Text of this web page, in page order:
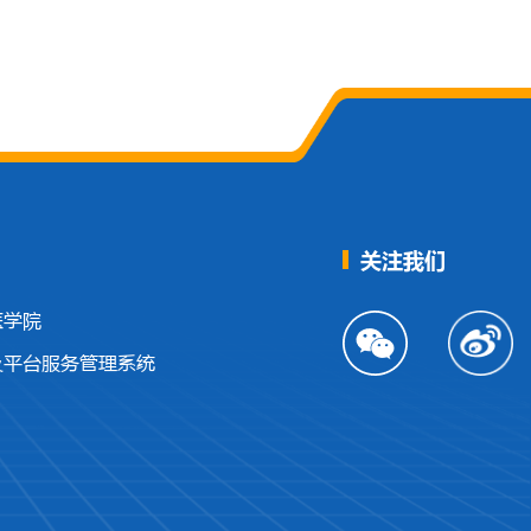
院
台服务管理系统
关注我们